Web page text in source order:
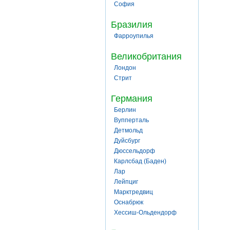
София
Бразилия
Фарроупилья
Великобритания
Лондон
Стрит
Германия
Берлин
Вупперталь
Детмольд
Дуйсбург
Дюссельдорф
Карлсбад (Баден)
Лар
Лейпциг
Марктредвиц
Оснабрюк
Хессиш-Ольдендорф